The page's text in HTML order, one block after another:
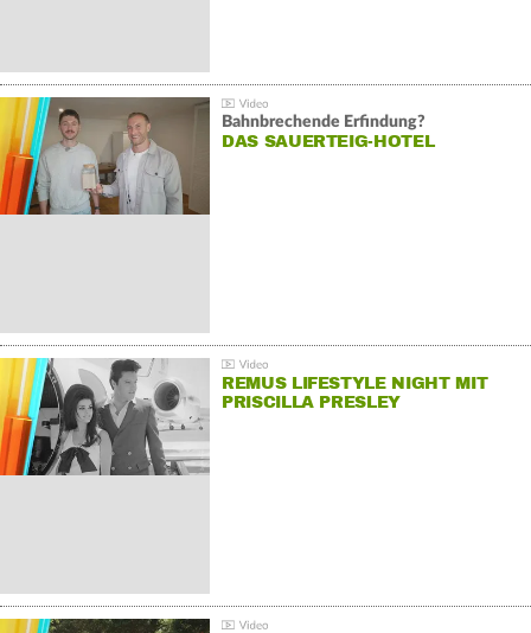
Bahnbrechende Erfindung?
DAS SAUERTEIG-HOTEL
REMUS LIFESTYLE NIGHT MIT
PRISCILLA PRESLEY